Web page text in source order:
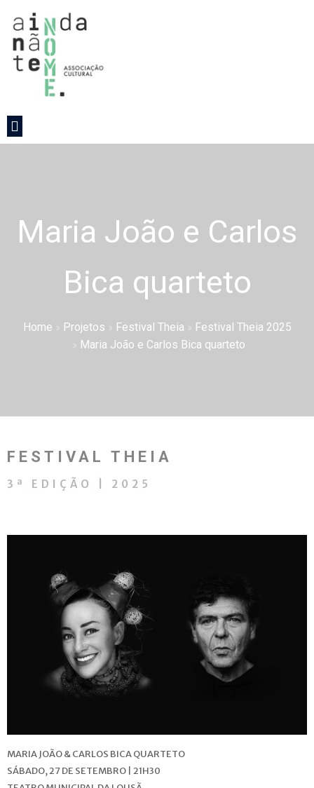
Maria João e Carlos
Bica quarteto
Home » Projetos » Festival Theia » Festival Theia 2025
» Maria João e Carlos Bica quarteto
FESTIVAL THEIA
3ª EDIÇÃO | 2025
MARIA JOÃO & CARLOS BICA QUARTETO
SÁBADO, 27 DE SETEMBRO | 21H30